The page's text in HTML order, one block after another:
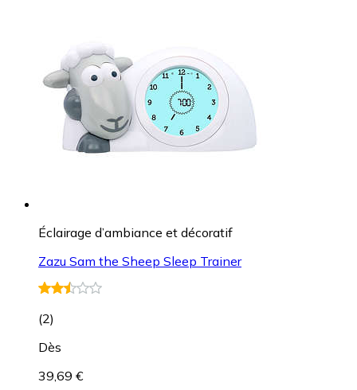
Éclairage d’ambiance et décoratif
Zazu Sam the Sheep Sleep Trainer
(2)
Dès
39,69 €